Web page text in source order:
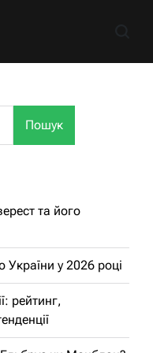
Пошук
та його
у 2026 році
рейтинг,